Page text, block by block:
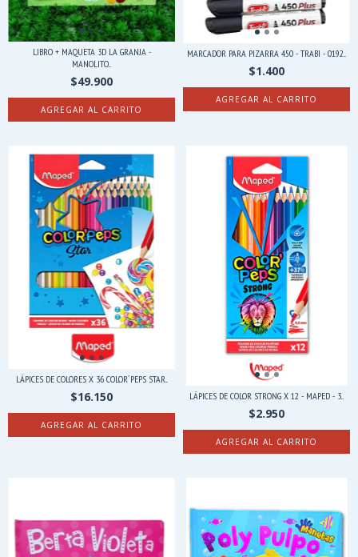
LIBRO + MAQUETA 3D LA GRANJA -
MANOLITO...
$49.900
MARCADOR PARA PIZARRA 450 - TRABI - 0192...
$1.400
AGREGAR AL CARRITO
LÁPICES DE COLORES X 36 COLOR´PEPS STAR...
$16.150 LÁPICES DE COLOR STRONG X 12 - MAPED - 3...
$2.950